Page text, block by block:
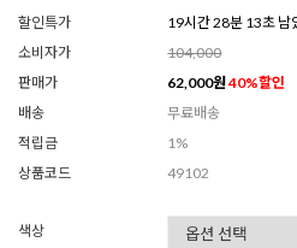
할인특가
19시간 28분 12초 남
소비자가
104,000
판매가
62,000원40%할인
배송
무료배송
적립금
1%
상품코드
49102
색상